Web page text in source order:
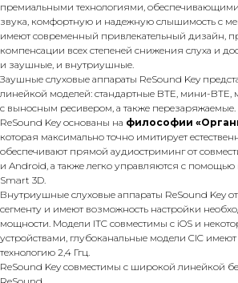
премиальными технологиями, обеспечивающими
звука, комфортную и надежную слышимость с
имеют современный привлекательный дизайн,
компенсации всех степеней снижения слуха и
и заушные, и внутриушные.
Заушные слуховые аппараты ReSound Key
линейкой моделей: стандартные BTE, мини-
с выносным ресивером, а также
ReSound Key основаны на философии
которая максимально точно имитирует
обеспечивают прямой аудиостриминг от
и Android, а также легко управляются с
Smart 3D.
Внутриушные слуховые аппараты ReSound Key
сегменту и имеют возможность настройки
мощности. Модели ITC совместимы с iOS и
устройствами, глубоканальные модели CIC
технологию 2,4 Ггц.
ReSound Key совместимы с широкой линейкой